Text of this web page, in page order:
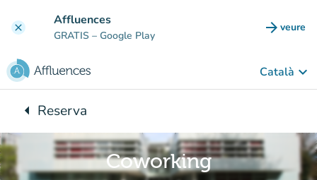
clear Affluences
GRATIS – Google Play arrow_forward veure
(new
Català keyboard_arrow_down
arrow_leftBack to:
Reserva
Coworking